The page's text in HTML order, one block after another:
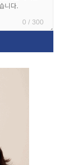
0 / 300